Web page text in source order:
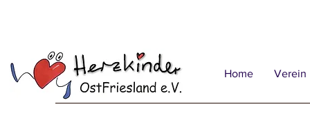
Home Verein